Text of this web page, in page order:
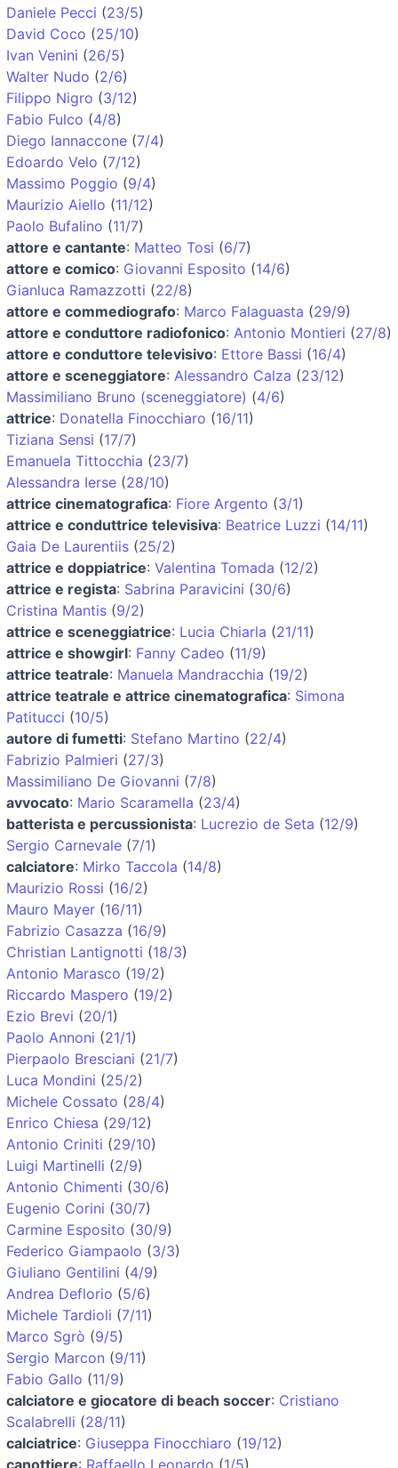
Daniele Pecci (23/5)
David Coco (25/10)
Ivan Venini (26/5)
Walter Nudo (2/6)
Filippo Nigro (3/12)
Fabio Fulco (4/8)
Diego Iannaccone (7/4)
Edoardo Velo (7/12)
Massimo Poggio (9/4)
Maurizio Aiello (11/12)
Paolo Bufalino (11/7)
attore e cantante: Matteo Tosi (6/7)
attore e comico: Giovanni Esposito (14/6)
Gianluca Ramazzotti (22/8)
attore e commediografo: Marco Falaguasta (29/9)
attore e conduttore radiofonico: Antonio Montieri (27/8)
attore e conduttore televisivo: Ettore Bassi (16/4)
attore e sceneggiatore: Alessandro Calza (23/12)
Massimiliano Bruno (sceneggiatore) (4/6)
attrice: Donatella Finocchiaro (16/11)
Tiziana Sensi (17/7)
Emanuela Tittocchia (23/7)
Alessandra Ierse (28/10)
attrice cinematografica: Fiore Argento (3/1)
attrice e conduttrice televisiva: Beatrice Luzzi (14/11)
Gaia De Laurentiis (25/2)
attrice e doppiatrice: Valentina Tomada (12/2)
attrice e regista: Sabrina Paravicini (30/6)
Cristina Mantis (9/2)
attrice e sceneggiatrice: Lucia Chiarla (21/11)
attrice e showgirl: Fanny Cadeo (11/9)
attrice teatrale: Manuela Mandracchia (19/2)
attrice teatrale e attrice cinematografica: Simona
Patitucci (10/5)
autore di fumetti: Stefano Martino (22/4)
Fabrizio Palmieri (27/3)
Massimiliano De Giovanni (7/8)
avvocato: Mario Scaramella (23/4)
batterista e percussionista: Lucrezio de Seta (12/9)
Sergio Carnevale (7/1)
calciatore: Mirko Taccola (14/8)
Maurizio Rossi (16/2)
Mauro Mayer (16/11)
Fabrizio Casazza (16/9)
Christian Lantignotti (18/3)
Antonio Marasco (19/2)
Riccardo Maspero (19/2)
Ezio Brevi (20/1)
Paolo Annoni (21/1)
Pierpaolo Bresciani (21/7)
Luca Mondini (25/2)
Michele Cossato (28/4)
Enrico Chiesa (29/12)
Antonio Criniti (29/10)
Luigi Martinelli (2/9)
Antonio Chimenti (30/6)
Eugenio Corini (30/7)
Carmine Esposito (30/9)
Federico Giampaolo (3/3)
Giuliano Gentilini (4/9)
Andrea Deflorio (5/6)
Michele Tardioli (7/11)
Marco Sgrò (9/5)
Sergio Marcon (9/11)
Fabio Gallo (11/9)
calciatore e giocatore di beach soccer: Cristiano
Scalabrelli (28/11)
calciatrice: Giuseppa Finocchiaro (19/12)
canottiere: Raffaello Leonardo (1/5)